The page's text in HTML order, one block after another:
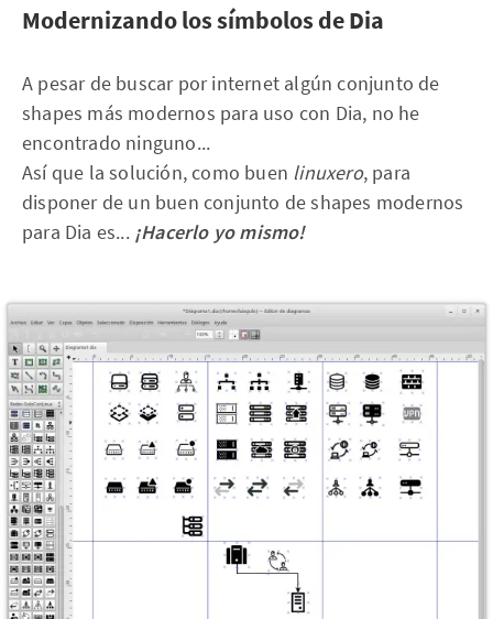
Modernizando los símbolos de Dia
A pesar de buscar por internet algún conjunto de
shapes más modernos para uso con Dia, no he
encontrado ninguno...
Así que la solución, como buen linuxero, para
disponer de un buen conjunto de shapes modernos
para Dia es... ¡Hacerlo yo mismo!